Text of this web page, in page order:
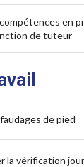
en
de tuteur
de pied
la vérification